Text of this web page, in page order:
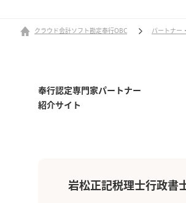
クラウド会計ソフト勘定奉行OBC パートナー
奉行認定専門家パートナー
紹介サイト
岩松正記税理士行政書